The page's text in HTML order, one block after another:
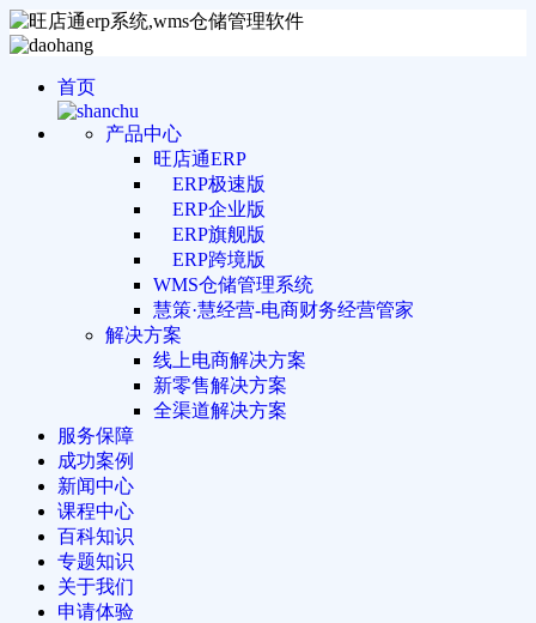
首页
产品中心
旺店通ERP
ERP极速版
ERP企业版
ERP旗舰版
ERP跨境版
WMS仓储管理系统
慧策·慧经营-电商财务经营管家
解决方案
线上电商解决方案
新零售解决方案
全渠道解决方案
服务保障
成功案例
新闻中心
课程中心
百科知识
专题知识
关于我们
申请体验